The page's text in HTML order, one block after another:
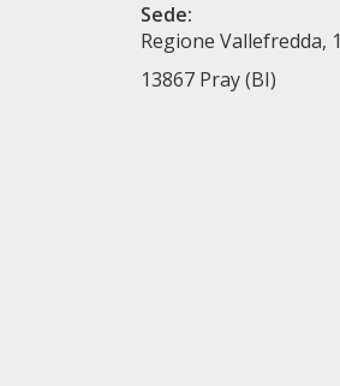
Sede:
Regione Vallefredda, 1
13867 Pray (BI)